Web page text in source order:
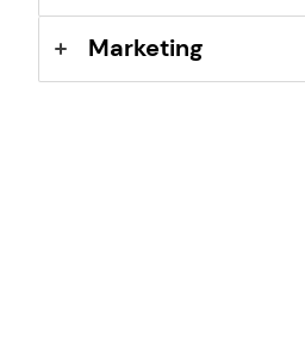
Fax, E-Mail) ohne
Firma tecis
Marketing